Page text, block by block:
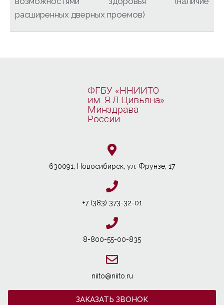
расширенных дверных проемов)
ФГБУ «ННИИТО
им. Я.Л.Цивьяна»
Минздрава
России
630091, Новосибирcк, ул. Фрунзе, 17
+7 (383) 373-32-01
8-800-55-00-835
niito@niito.ru
ЗАКАЗАТЬ ЗВОНОК